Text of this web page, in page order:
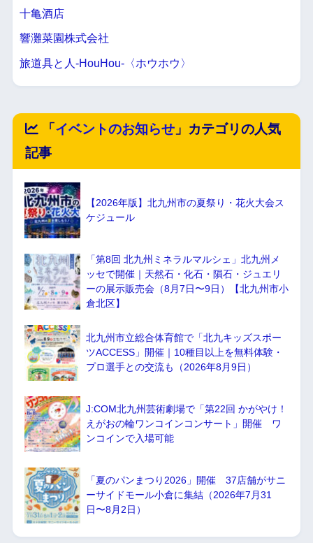
十亀酒店
響灘菜園株式会社
旅道具と人-HouHou-〈ホウホウ〉
「 イベントのお知らせ」カテゴリの人気
記事
【2026年版】北九州市の夏祭り・花火大会ス
ケジュール
「第8回 北九州ミネラルマルシェ」北九州メ
ッセで開催｜天然石・化石・隕石・ジュエリ
ーの展示販売会（8月7日〜9日）【北九州市小
倉北区】
北九州市立総合体育館で「北九キッズスポー
ツACCESS」開催｜10種目以上を無料体験・
プロ選手との交流も（2026年8月9日）
J:COM北九州芸術劇場で「第22回 かがやけ！
えがおの輪ワンコインコンサート」開催 ワ
ンコインで入場可能
「夏のパンまつり2026」開催 37店舗がサニ
ーサイドモール小倉に集結（2026年7月31
日〜8月2日）